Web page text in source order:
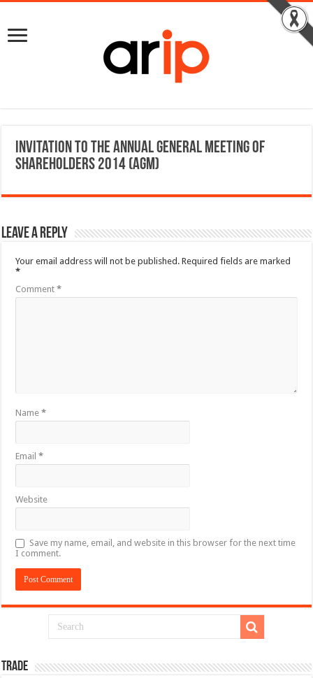
Invitation to the Annual General Meeting of
Shareholders 2014 (AGM)
Leave a Reply
Your email address will not be published. Required fields are marked
*
Comment*
Name*
Email*
Website
Save my name, email, and website in this browser for the next time
I comment.
TRADE